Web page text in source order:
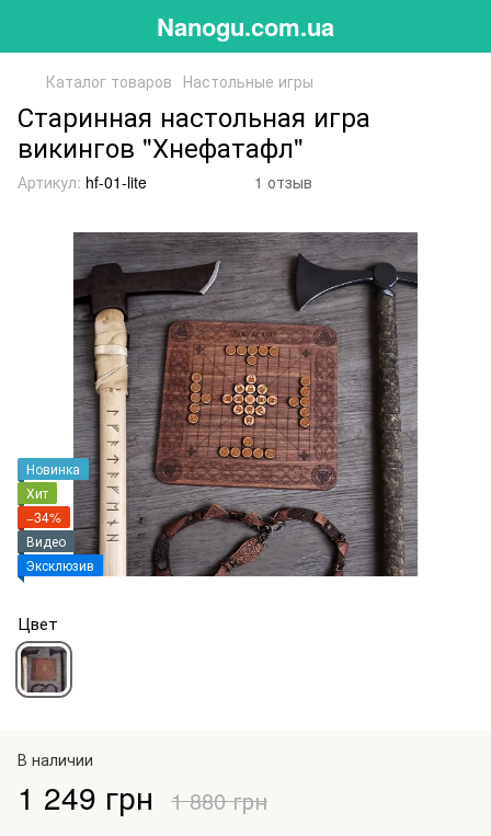
Nanogu.com.ua
Каталог товаров Настольные игры
Старинная настольная игра
викингов "Хнефатафл"
Артикул: hf-01-lite 1 отзыв
Новинка
Хит
−34%
Видео
Эксклюзив
Цвет
В наличии
1 249 грн 1 880 грн